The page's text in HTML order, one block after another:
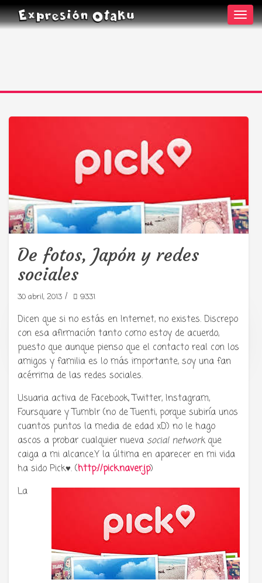
Tu radio y podcast sobre manga,
anime y cultura japonesa ツ
De fotos, Japón y redes
sociales
30 abril, 2013 / 9331
Dicen que si no estás en Internet, no existes. Discrepo
con esa afirmación tanto como estoy de acuerdo,
puesto que aunque pienso que el contacto real con los
amigos y familia es lo más importante, soy una fan
acérrima de las redes sociales.
Usuaria activa de Facebook, Twitter, Instagram,
Foursquare y Tumblr (no de Tuenti, porque subiría unos
cuantos puntos la media de edad xD) no le hago
ascos a probar cualquier nueva social networkque
caiga a mi alcance.Y la última en aparecer en mi vida
ha sido Pick♥. (http://pick.naver.jp)
La